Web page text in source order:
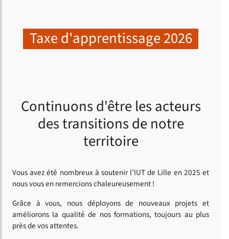
Taxe d'apprentissage 2026
Continuons d'être les acteurs
des transitions de notre
territoire
Vous avez été nombreux à soutenir l’IUT de Lille en 2025 et
nous vous en remercions chaleureusement !
Grâce à vous, nous déployons de nouveaux projets et
améliorons la qualité de nos formations, toujours au plus
près de vos attentes.